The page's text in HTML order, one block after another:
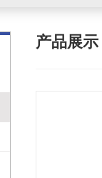
产品展示